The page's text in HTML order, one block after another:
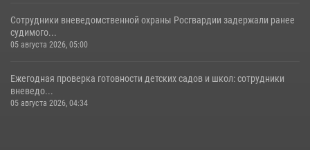
Сотрудники вневедомственной охраны Росгвардии задержали ранее
судимого...
05 августа 2026, 05:00
Ежегодная проверка готовности детских садов и школ: сотрудники
вневедо...
05 августа 2026, 04:34